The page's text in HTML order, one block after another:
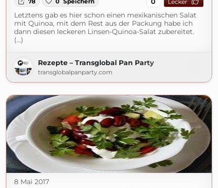
Lecker
Letztens gab es hier schon einen mexikanischen Salat
mit Quinoa, mit dem Rest aus der Packung habe ich
dann diesen leckeren Linsen-Quinoa-Salat zubereitet.
(...)
Rezepte – Transglobal Pan Party
transglobalpanparty.com
8 Mai 2017